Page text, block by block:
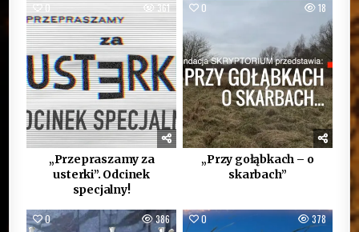
0 361
„Przepraszamy za
usterki”. Odcinek
specjalny!
0 18
„Przy gołąbkach – o
skarbach”
0 386 0 378